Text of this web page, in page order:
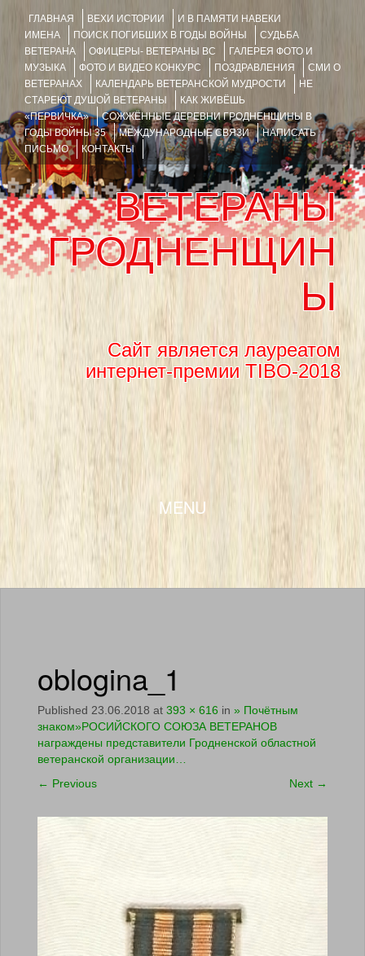
ГЛАВНАЯ ВЕХИ ИСТОРИИ
И В ПАМЯТИ НАВЕКИ
ИМЕНА
ПОИСК ПОГИБШИХ В ГОДЫ ВОЙНЫ
СУДЬБА
ВЕТЕРАНА
ОФИЦЕРЫ- ВЕТЕРАНЫ ВС
ГАЛЕРЕЯ ФОТО И
МУЗЫКА
ФОТО И ВИДЕО КОНКУРС ПОЗДРАВЛЕНИЯ
СМИ О
ВЕТЕРАНАХ
КАЛЕНДАРЬ ВЕТЕРАНСКОЙ МУДРОСТИ
НЕ
СТАРЕЮТ ДУШОЙ ВЕТЕРАНЫ
КАК ЖИВЁШЬ
«ПЕРВИЧКА»
СОЖЖЁННЫЕ ДЕРЕВНИ ГРОДНЕНЩИНЫ В
ГОДЫ ВОЙНЫ 35
МЕЖДУНАРОДНЫЕ СВЯЗИ
НАПИСАТЬ
ПИСЬМО
КОНТАКТЫ
ВЕТЕРАНЫ
ГРОДНЕНЩИН
Ы
Сайт является лауреатом
интернет-премии TIBO-2018
MENU
SKIP TO CONTENT
oblogina_1
Published 23.06.2018 at 393 × 616 in » Почётным
знаком»РОСИЙСКОГО СОЮЗА ВЕТЕРАНОВ
награждены представители Гродненской областной
ветеранской организации…
← Previous Next →